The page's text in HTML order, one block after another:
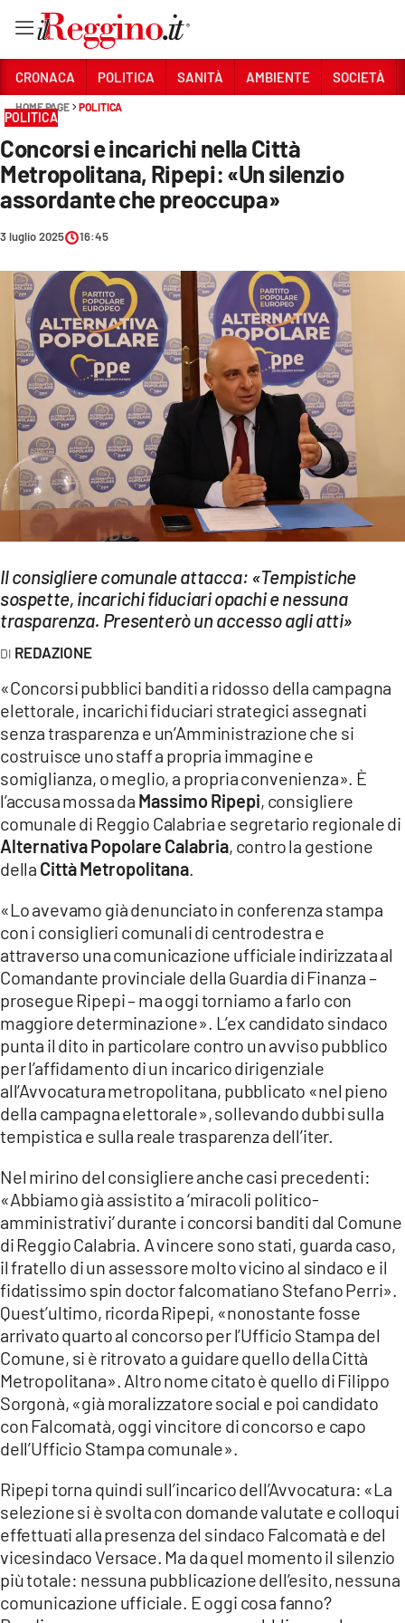
Sezioni
CRONACA
POLITICA
SANITÀ
AMBIENTE
SOCIETÀ
CULTURA
ECONOMIA E LAVORO
EVENTI
SPORT
Streaming
LAC NETWORK
LAC ONAIR
Network
LACPLAY.IT
LACTV.IT
LACONAIR.IT
LACITYMAG.IT
ILREGGINO.IT
COSENZACHANNEL.IT
ILVIBONESE.IT
CATANZAROCHANNEL.IT
LACAPITALENEWS.IT
App
ANDROID
CRONACA POLITICA SANITÀ AMBIENTE SOCIETÀ
HOME PAGE POLITICA
POLITICA
Concorsi e incarichi nella Città
Metropolitana, Ripepi: «Un silenzio
assordante che preoccupa»
3 luglio 2025 16:45
Il consigliere comunale attacca: «Tempistiche
sospette, incarichi fiduciari opachi e nessuna
trasparenza. Presenterò un accesso agli atti»
REDAZIONE
«Concorsi pubblici banditi a ridosso della campagna
elettorale, incarichi fiduciari strategici assegnati
senza trasparenza e un’Amministrazione che si
costruisce uno staff a propria immagine e
somiglianza, o meglio, a propria convenienza». È
l’accusa mossa da Massimo Ripepi, consigliere
comunale di Reggio Calabria e segretario regionale di
Alternativa Popolare Calabria, contro la gestione
della Città Metropolitana.
«Lo avevamo già denunciato in conferenza stampa
con i consiglieri comunali di centrodestra e
attraverso una comunicazione ufficiale indirizzata al
Comandante provinciale della Guardia di Finanza –
prosegue Ripepi – ma oggi torniamo a farlo con
maggiore determinazione». L’ex candidato sindaco
punta il dito in particolare contro un avviso pubblico
per l’affidamento di un incarico dirigenziale
all’Avvocatura metropolitana, pubblicato «nel pieno
della campagna elettorale», sollevando dubbi sulla
tempistica e sulla reale trasparenza dell’iter.
Nel mirino del consigliere anche casi precedenti:
«Abbiamo già assistito a ‘miracoli politico-
amministrativi’ durante i concorsi banditi dal Comune
di Reggio Calabria. A vincere sono stati, guarda caso,
il fratello di un assessore molto vicino al sindaco e il
fidatissimo spin doctor falcomatiano Stefano Perri».
Quest’ultimo, ricorda Ripepi, «nonostante fosse
arrivato quarto al concorso per l’Ufficio Stampa del
Comune, si è ritrovato a guidare quello della Città
Metropolitana». Altro nome citato è quello di Filippo
Sorgonà, «già moralizzatore social e poi candidato
con Falcomatà, oggi vincitore di concorso e capo
dell’Ufficio Stampa comunale».
Ripepi torna quindi sull’incarico dell’Avvocatura: «La
selezione si è svolta con domande valutate e colloqui
effettuati alla presenza del sindaco Falcomatà e del
vicesindaco Versace. Ma da quel momento il silenzio
più totale: nessuna pubblicazione dell’esito, nessuna
comunicazione ufficiale. E oggi cosa fanno?